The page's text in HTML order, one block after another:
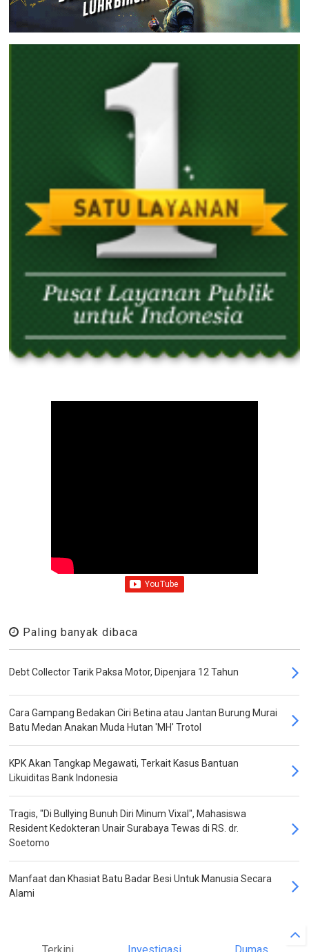
Paling banyak dibaca
Debt Collector Tarik Paksa Motor, Dipenjara 12 Tahun
Cara Gampang Bedakan Ciri Betina atau Jantan Burung Murai
Batu Medan Anakan Muda Hutan 'MH' Trotol
KPK Akan Tangkap Megawati, Terkait Kasus Bantuan
Likuiditas Bank Indonesia
Tragis, "Di Bullying Bunuh Diri Minum Vixal", Mahasiswa
Resident Kedokteran Unair Surabaya Tewas di RS. dr.
Soetomo
Manfaat dan Khasiat Batu Badar Besi Untuk Manusia Secara
Alami